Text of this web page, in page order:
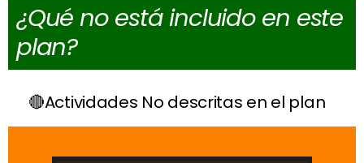
¿Qué no está incluido en este
plan?
Actividades No descritas en el plan